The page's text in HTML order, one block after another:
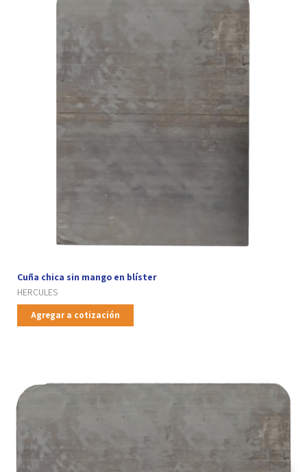
Cuña chica sin mango en blíster
HERCULES
Agregar a cotización